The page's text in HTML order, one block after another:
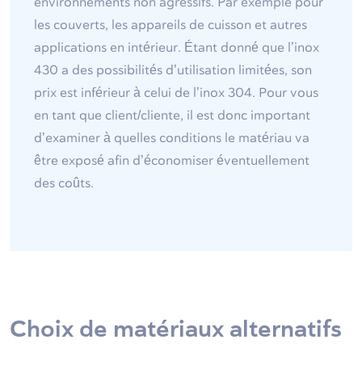
les couverts, les appareils de cuisson et autres
applications en intérieur. Étant donné que l’inox
430 a des possibilités d’utilisation limitées, son
prix est inférieur à celui de l’inox 304. Pour vous
en tant que client/cliente, il est donc important
d’examiner à quelles conditions le matériau va
être exposé afin d’économiser éventuellement
des coûts.
Choix de matériaux alternatifs